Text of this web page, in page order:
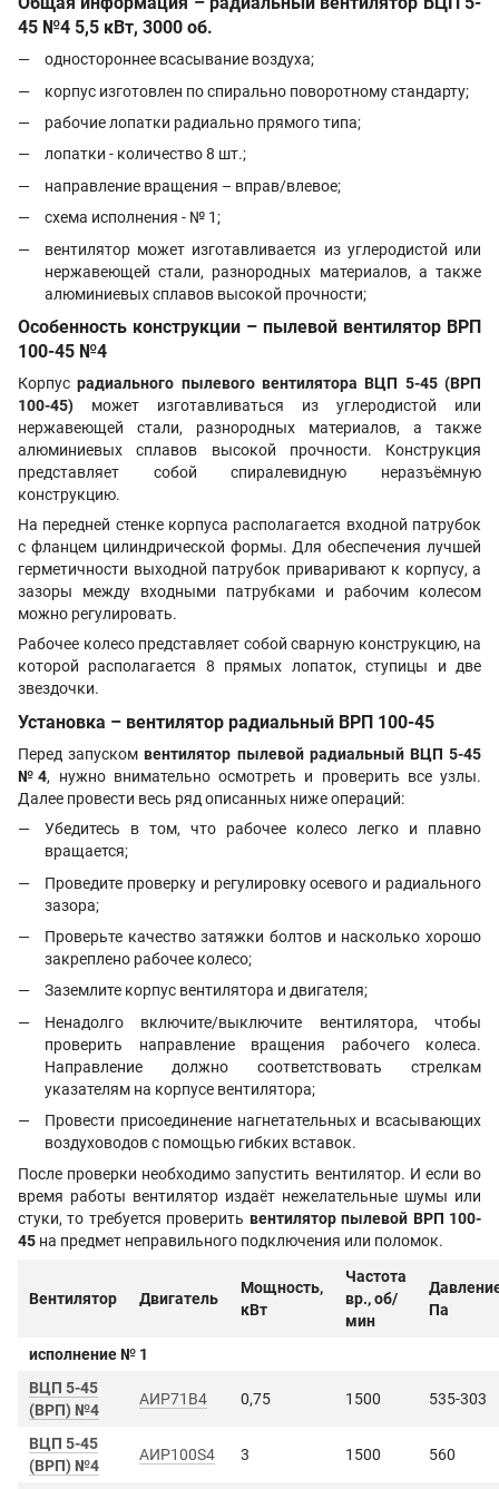
45 №4 5,5 кВт, 3000 об.
одностороннее всасывание воздуха;
корпус изготовлен по спирально поворотному стандарту;
рабочие лопатки радиально прямого типа;
лопатки - количество 8 шт.;
направление вращения – вправ/влевое;
схема исполнения - № 1;
вентилятор может изготавливается из углеродистой или
нержавеющей стали, разнородных материалов, а также
алюминиевых сплавов высокой прочности;
Особенность конструкции – пылевой вентилятор ВРП
100-45 №4
Корпусрадиального пылевого вентилятора ВЦП 5-45 (ВРП
100-45) может изготавливаться из углеродистой или
нержавеющей стали, разнородных материалов, а также
алюминиевых сплавов высокой прочности. Конструкция
представляет собой спиралевидную неразъёмную
конструкцию.
На передней стенке корпуса располагается входной патрубок
с фланцем цилиндрической формы. Для обеспечения лучшей
герметичности выходной патрубок приваривают к корпусу, а
зазоры между входными патрубками и рабочим колесом
можно регулировать.
Рабочее колесо представляет собой сварную конструкцию, на
которой располагается 8 прямых лопаток, ступицы и две
звездочки.
Установка – вентилятор радиальный ВРП 100-45
Перед запускомвентилятор пылевой радиальный ВЦП 5-45
№4, нужно внимательно осмотреть и проверить все узлы.
Далее провести весь ряд описанных ниже операций:
Убедитесь в том, что рабочее колесо легко и плавно
вращается;
Проведите проверку и регулировку осевого и радиального
зазора;
Проверьте качество затяжки болтов и насколько хорошо
закреплено рабочее колесо;
Заземлите корпус вентилятора и двигателя;
Ненадолго включите/выключите вентилятора, чтобы
проверить направление вращения рабочего колеса.
Направление должно соответствовать стрелкам
указателям на корпусе вентилятора;
Провести присоединение нагнетательных и всасывающих
воздуховодов с помощью гибких вставок.
После проверки необходимо запустить вентилятор. И если во
время работы вентилятор издаёт нежелательные шумы или
стуки, то требуется проверить вентилятор пылевой ВРП 100-
45 на предмет неправильного подключения или поломок.
Вентилятор Двигатель
Мощность,
кВт
Частота
вр., об/
мин
Па
исполнение № 1
ВЦП 5-45
(ВРП) №4
АИР71B4 0,75 1500 535-303
ВЦП 5-45
(ВРП) №4
АИР100S4 3 1500 560